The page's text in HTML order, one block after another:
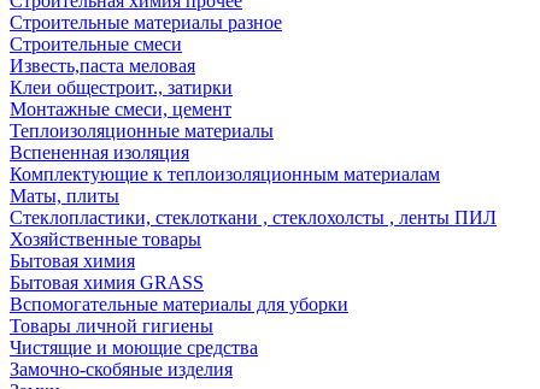
Строительные материалы разное
Строительные смеси
Известь,паста меловая
Клеи общестроит., затирки
Монтажные смеси, цемент
Теплоизоляционные материалы
Вспененная изоляция
Комплектующие к теплоизоляционным материалам
Маты, плиты
Стеклопластики, стеклоткани , стеклохолсты , ленты ПИЛ
Хозяйственные товары
Бытовая химия
Бытовая химия GRASS
Вспомогательные материалы для уборки
Товары личной гигиены
Чистящие и моющие средства
Замочно-скобяные изделия